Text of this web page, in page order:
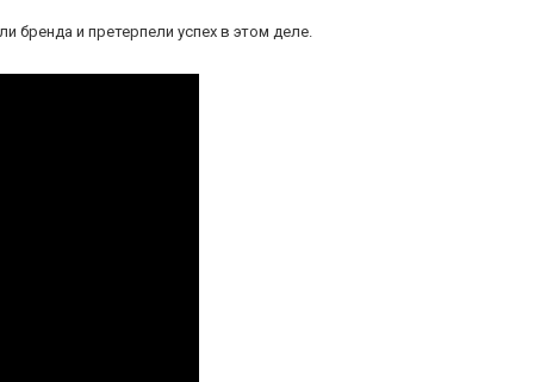
бренда и претерпели успех в этом деле.